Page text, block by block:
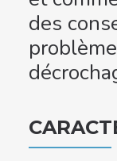
des